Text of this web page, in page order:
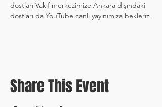
dostları Vakıf merkezimize Ankara dışındaki
dostları da YouTube canlı yayınımıza bekleriz.
Share This Event